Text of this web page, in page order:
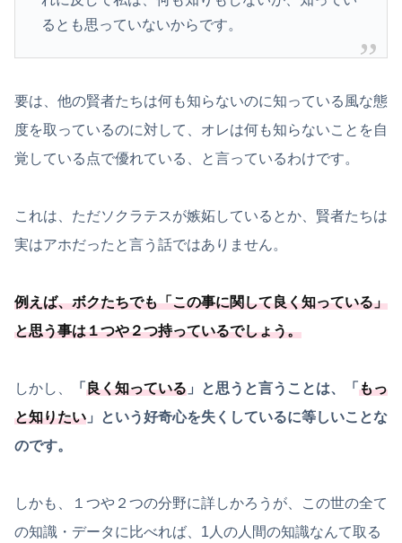
るとも思っていないからです。
要は、他の賢者たちは何も知らないのに知っている風な態
度を取っているのに対して、オレは何も知らないことを自
覚している点で優れている、と言っているわけです。
これは、ただソクラテスが嫉妬しているとか、賢者たちは
実はアホだったと言う話ではありません。
例えば、ボクたちでも「この事に関して良く知っている」
と思う事は１つや２つ持っているでしょう。
しかし、 「 良く知っている 」と思うと言うことは、「 もっ
と知りたい 」という好奇心を失くしているに等しいことな
のです。
しかも、１つや２つの分野に詳しかろうが、この世の全て
の知識・データに比べれば、1人の人間の知識なんて取る